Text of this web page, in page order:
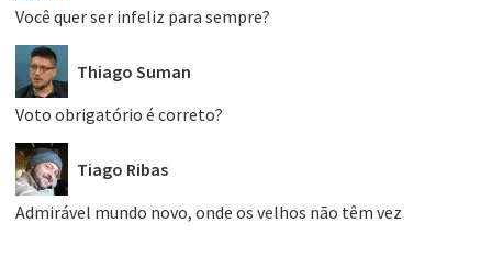
Você quer ser infeliz para sempre?
Thiago Suman
Voto obrigatório é correto?
Tiago Ribas
Admirável mundo novo, onde os velhos não têm vez